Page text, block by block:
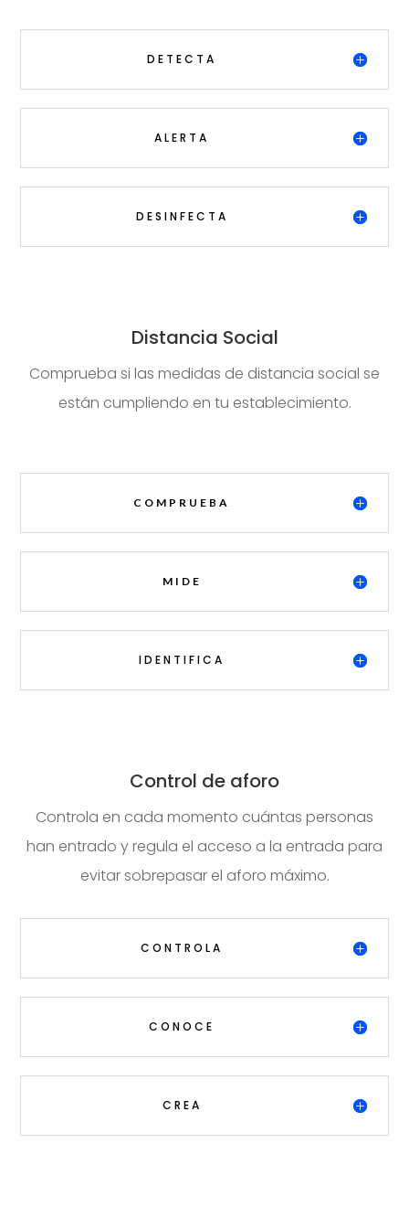
DETECTA
ALERTA
DESINFECTA
Distancia Social
Comprueba si las medidas de distancia social se
están cumpliendo en tu establecimiento.
COMPRUEBA
MIDE
IDENTIFICA
Control de aforo
Controla en cada momento cuántas personas
han entrado y regula el acceso a la entrada para
evitar sobrepasar el aforo máximo.
CONTROLA
CONOCE
CREA